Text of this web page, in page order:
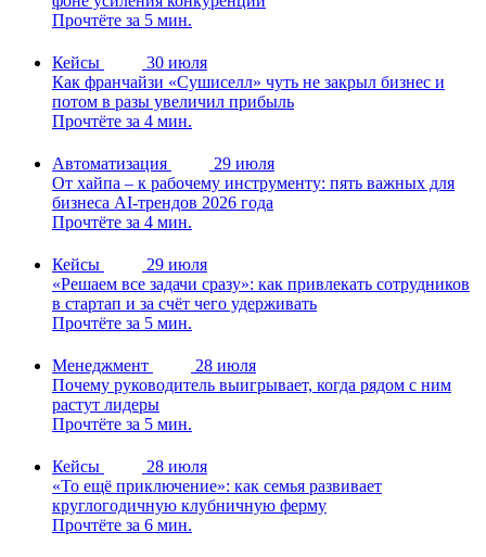
Прочтёте за 5 мин.
Кейсы
30 июля
Как франчайзи «Сушиселл» чуть не закрыл бизнес и
потом в разы увеличил прибыль
Прочтёте за 4 мин.
Автоматизация
29 июля
От хайпа – к рабочему инструменту: пять важных для
бизнеса AI-трендов 2026 года
Прочтёте за 4 мин.
Кейсы
29 июля
«Решаем все задачи сразу»: как привлекать сотрудников
в стартап и за счёт чего удерживать
Прочтёте за 5 мин.
Менеджмент
28 июля
Почему руководитель выигрывает, когда рядом с ним
растут лидеры
Прочтёте за 5 мин.
Кейсы
28 июля
«То ещё приключение»: как семья развивает
круглогодичную клубничную ферму
Прочтёте за 6 мин.